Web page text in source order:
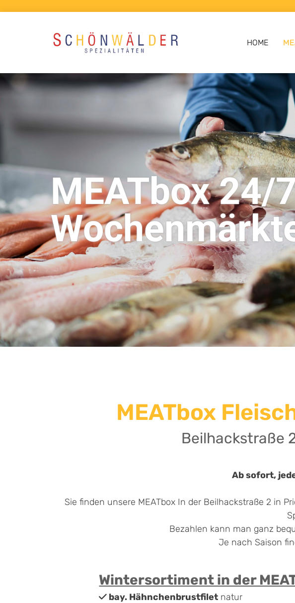
HOME
MEATbox 24/
MEATbox
Beilhackstraße
Ab sofort,
Sie finden unsere MEATbox In der Beilhackstraße 2 in
Bezahlen kann man ganz
Je nach Saison
Wintersortiment in der
 bay. Hähnchenbrustfilet natur